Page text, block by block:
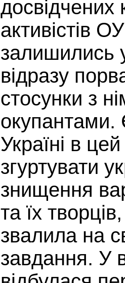
досвідчених
активістів
залишились
відразу
стосунки з
Україні в
згуртувати
знищення
та їх
звалила на
завдання. У